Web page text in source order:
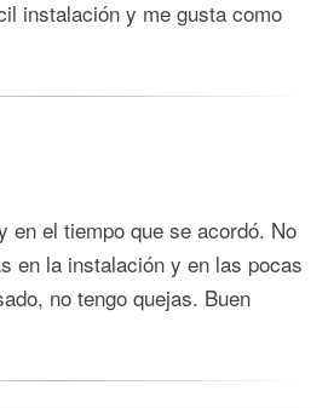
instalación y me gusta como
en el tiempo que se acordó. No
en la instalación y en las pocas
no tengo quejas. Buen